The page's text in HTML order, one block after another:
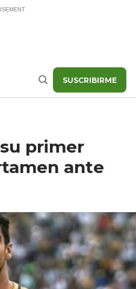
Buscar SUSCRIBIRME
primer
ante